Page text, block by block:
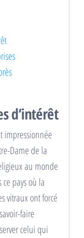
d’intérêt
impressionnée
Dame de la
au monde
pays où la
vitraux ont forcé
faire
celui qui